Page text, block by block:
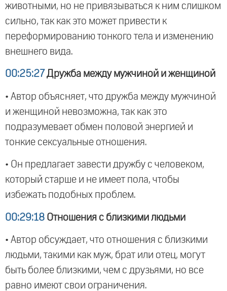
животными, но не привязываться к ним слишком
сильно, так как это может привести к
переформированию тонкого тела и изменению
внешнего вида.
00:25:27 Дружба между мужчиной и женщиной
• Автор объясняет, что дружба между мужчиной
и женщиной невозможна, так как это
подразумевает обмен половой энергией и
тонкие сексуальные отношения.
• Он предлагает завести дружбу с человеком,
который старше и не имеет пола, чтобы
избежать подобных проблем.
00:29:18 Отношения с близкими людьми
• Автор обсуждает, что отношения с близкими
людьми, такими как муж, брат или отец, могут
быть более близкими, чем с друзьями, но все
равно имеют свои ограничения.